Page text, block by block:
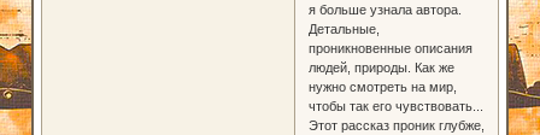
я больше узнала автора.
Детальные,
проникновенные описания
людей, природы. Как же
нужно смотреть на мир,
чтобы так его чувствовать...
Этот рассказ проник глубже,